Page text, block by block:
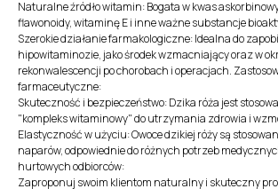
Naturalne źródło witamin: Bogata w kwas
flawonoidy, witaminę E i inne ważne substancje
Szerokie działanie farmakologiczne: Idealna do
hipowitaminozie, jako środek wzmacniający oraz w
rekonwalescencji po chorobach i operacjach.
farmaceutyczne:
Skuteczność i bezpieczeństwo: Dzika róża jest
"kompleks witaminowy" do utrzymania zdrowia i
Elastyczność w użyciu: Owoce dzikiej róży są
naparów, odpowiednie do różnych potrzeb
hurtowych odbiorców:
Zaproponuj swoim klientom naturalny i skuteczny